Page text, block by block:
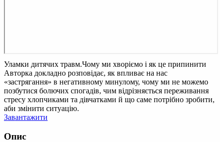
Уламки дитячих травм.Чому ми хворіємо і як це припинити
Авторка докладно розповідає, як впливає на нас
«застрягання» в негативному минулому, чому ми не можемо
позбутися болючих спогадів, чим відрізняється переживання
стресу хлопчиками та дівчатками й що саме потрібно зробити,
аби змінити ситуацію.
Завантажити
Опис